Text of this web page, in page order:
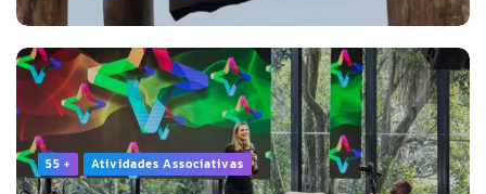
55 + Atividades Associativas